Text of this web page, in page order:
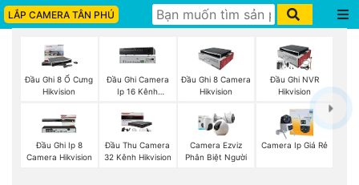
LẮP CAMERA TÂN PHÚ
Đầu Ghi 8 Ổ Cưng
Hikvision
Đầu Ghi Camera
Ip 16 Kênh
Đầu Ghi 8 Camera
Hikvision
Đầu Ghi NVR
Hikvision
Đầu Ghi Ip 8
Camera Hikvision
Đầu Thu Camera
32 Kênh Hikvision
Camera Ezviz
Phân Biệt Người
Camera Ip Giá Rẻ